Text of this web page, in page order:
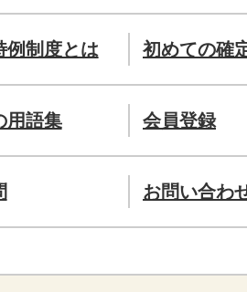
例制度とは 初めての確
用語集 会員登録
お問い合わ